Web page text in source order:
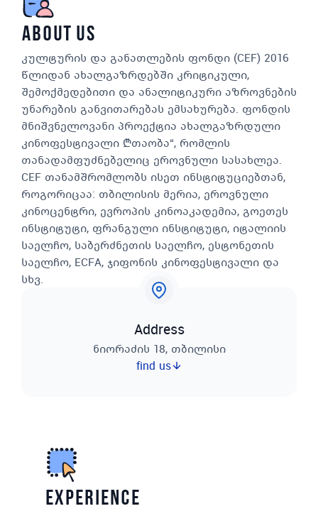
about us
კულტურის და განათლების ფონდი (CEF) 2016
წლიდან ახალგაზრდებში კრიტიკული,
შემოქმედებითი და ანალიტიკური აზროვნების
უნარების განვითარებას ემსახურება. ფონდის
მნიშვნელოვანი პროექტია ახალგაზრდული
კინოფესტივალი „თაობა“, რომლის
თანადამფუძნებელიც ეროვნული სასახლეა.
CEF თანამშრომლობს ისეთ ინსტიტუციებთან,
როგორიცაა: თბილისის მერია, ეროვნული
კინოცენტრი, ევროპის კინოაკადემია, გოეთეს
ინსტიტუტი, ფრანგული ინსტიტუტი, იტალიის
საელჩო, საბერძნეთის საელჩო, ესტონეთის
საელჩო, ECFA, ჯიფონის კინოფესტივალი და
სხვ.
Address
ნიორაძის 18, თბილისი
find us
experience